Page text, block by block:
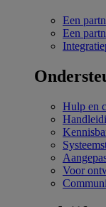
Een
Een
Hulp en
Voor